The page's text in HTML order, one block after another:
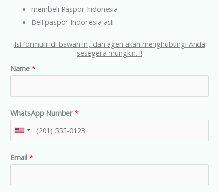
membeli Paspor Indonesia
Beli paspor Indonesia asli
Isi formulir di bawah ini, dan agen akan menghubungi Anda
sesegera mungkin. !!
Name *
WhatsApp Number *
U
i
e
Email *